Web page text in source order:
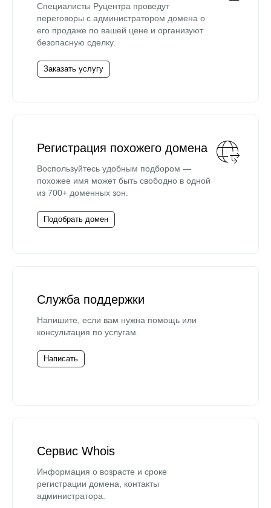
Специалисты Руцентра проведут
переговоры с администратором домена о
его продаже по вашей цене и организуют
безопасную сделку.
Заказать услугу
Регистрация похожего домена
Воспользуйтесь удобным подбором —
похожее имя может быть свободно в одной
из 700+ доменных зон.
Подобрать домен
Служба поддержки
Напишите, если вам нужна помощь или
консультация по услугам.
Написать
Сервис Whois
Информация о возрасте и сроке
регистрации домена, контакты
администратора.